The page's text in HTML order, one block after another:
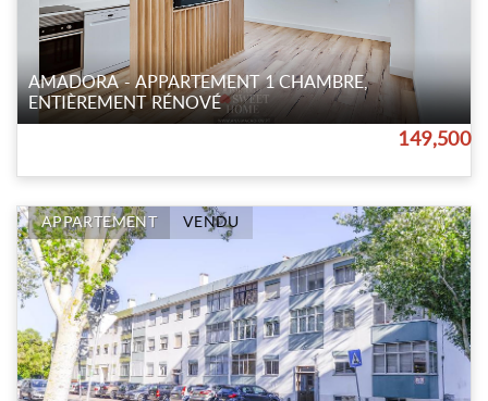
AMADORA - APPARTEMENT 1 CHAMBRE,
ENTIÈREMENT RÉNOVÉ
149,500
APPARTEMENT VENDU